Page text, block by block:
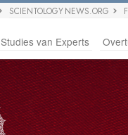
SCIENTOLOGY NEWS.ORG
Studies van Experts